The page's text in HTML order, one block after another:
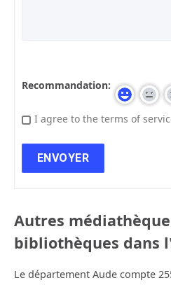
Recommandation:
I agree to the terms of
Autres
bibliothèques dans
Le département Aude compte